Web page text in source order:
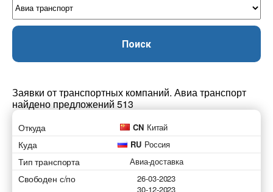
Поиск
Заявки от транспортных компаний. Авиа транспорт
найдено предложений 513
Откуда CN Китай
Куда RU Россия
Тип транспорта Авиа-доставка
Свободен с/по
26-03-2023
30-12-2023